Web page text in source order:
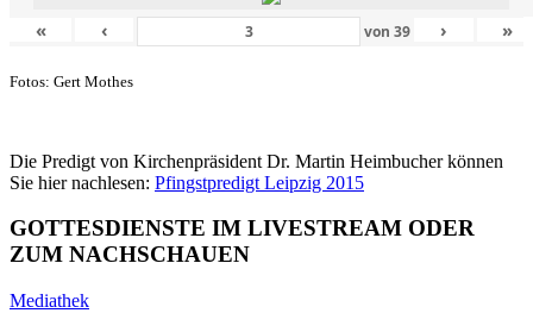
« ‹ von39 › »
Fotos: Gert Mothes
Die Predigt von Kirchenpräsident Dr. Martin Heimbucher können
Sie hier nachlesen: Pfingstpredigt Leipzig 2015
GOTTESDIENSTE IM LIVESTREAM ODER
ZUM NACHSCHAUEN
Mediathek